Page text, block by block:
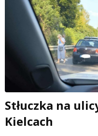
Stłuczka na
Kielcach